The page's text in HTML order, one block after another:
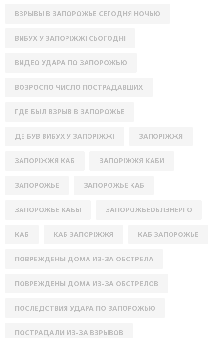
ВЗРЫВЫ В ЗАПОРОЖЬЕ СЕГОДНЯ НОЧЬЮ
ВИБУХ У ЗАПОРІЖЖІ СЬОГОДНІ
ВИДЕО УДАРА ПО ЗАПОРОЖЬЮ
ВОЗРОСЛО ЧИСЛО ПОСТРАДАВШИХ
ГДЕ БЫЛ ВЗРЫВ В ЗАПОРОЖЬЕ
ДЕ БУВ ВИБУХ У ЗАПОРІЖЖІ ЗАПОРІЖЖЯ
ЗАПОРІЖЖЯ КАБ ЗАПОРІЖЖЯ КАБИ
ЗАПОРОЖЬЕ ЗАПОРОЖЬЕ КАБ
ЗАПОРОЖЬЕ КАБЫ ЗАПОРОЖЬЕОБЛЭНЕРГО
КАБ КАБ ЗАПОРІЖЖЯ КАБ ЗАПОРОЖЬЕ
ПОВРЕЖДЕНЫ ДОМА ИЗ-ЗА ОБСТРЕЛА
ПОВРЕЖДЕНЫ ДОМА ИЗ-ЗА ОБСТРЕЛОВ
ПОСЛЕДСТВИЯ УДАРА ПО ЗАПОРОЖЬЮ
ПОСТРАДАЛИ ИЗ-ЗА ВЗРЫВОВ